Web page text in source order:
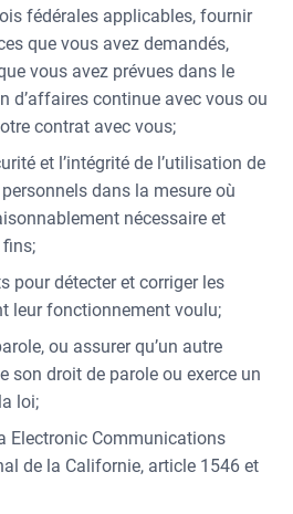
fédérales applicables, fournir
que vous avez demandés,
vous avez prévues dans le
d’affaires continue avec vous ou
contrat avec vous;
et l’intégrité de l’utilisation de
dans la mesure où
nécessaire et
pour détecter et corriger les
leur fonctionnement voulu;
ou assurer qu’un autre
son droit de parole ou exerce un
loi;
Electronic Communications
de la Californie, article 1546 et